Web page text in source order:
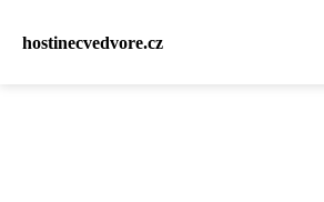
hostinecvedvore.cz